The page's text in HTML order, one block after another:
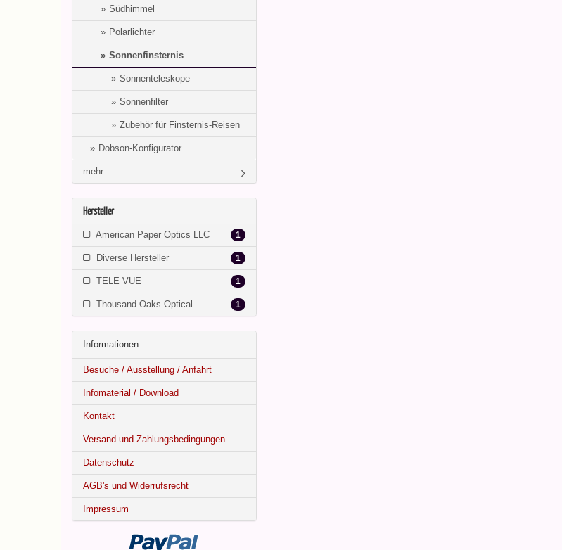
Südhimmel
Polarlichter
Sonnenfinsternis
Sonnenteleskope
Sonnenfilter
Zubehör für Finsternis-Reisen
Dobson-Konfigurator
mehr ...
Hersteller
American Paper Optics LLC 1
Diverse Hersteller 1
TELE VUE 1
Thousand Oaks Optical 1
Informationen
Besuche / Ausstellung / Anfahrt
Infomaterial / Download
Kontakt
Versand und Zahlungsbedingungen
Datenschutz
AGB's und Widerrufsrecht
Impressum